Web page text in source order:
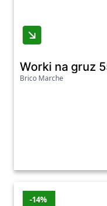
Worki na gruz
Brico Marche
-14%